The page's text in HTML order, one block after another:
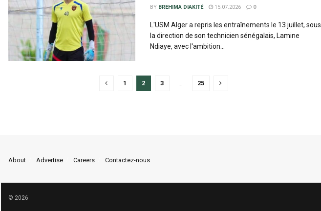
BY BREHIMA DIAKITÉ 15.07.2026 0
L'USM Alger a repris les entraînements le 13 juillet, sous
la direction de son technicien sénégalais, Lamine
Ndiaye, avec l'ambition...
1 2 3 25
About Advertise Careers Contactez-nous
© 2026